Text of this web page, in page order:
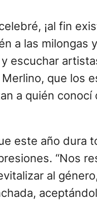
¡al fin
a las milongas
escuchar
que los
a quién conocí
este año dura
“Nos
al